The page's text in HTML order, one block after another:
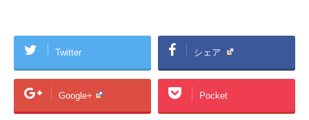
Twitter シェア
Google+ Pocket